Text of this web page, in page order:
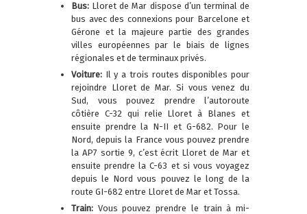
Bus: Lloret de Mar dispose d’un terminal de
bus avec des connexions pour Barcelone et
Gérone et la majeure partie des grandes
villes européennes par le biais de lignes
régionales et de terminaux privés.
Voiture: Il y a trois routes disponibles pour
rejoindre Lloret de Mar. Si vous venez du
Sud, vous pouvez prendre l’autoroute
côtière C-32 qui relie Lloret à Blanes et
ensuite prendre la N-II et G-682. Pour le
Nord, depuis la France vous pouvez prendre
la AP7 sortie 9, c’est écrit Lloret de Mar et
ensuite prendre la C-63 et si vous voyagez
depuis le Nord vous pouvez le long de la
route GI-682 entre Lloret de Mar et Tossa.
Train: Vous pouvez prendre le train à mi-